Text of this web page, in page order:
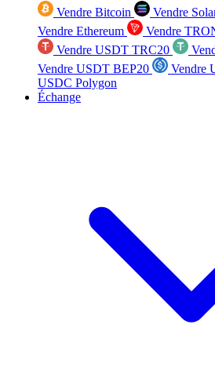
Vendre Bitcoin Vendre
Vendre Ethereum
Vendre
Vendre USDT TRC20
Vendre USDT BEP20
Vendre
USDC Polygon
Échange